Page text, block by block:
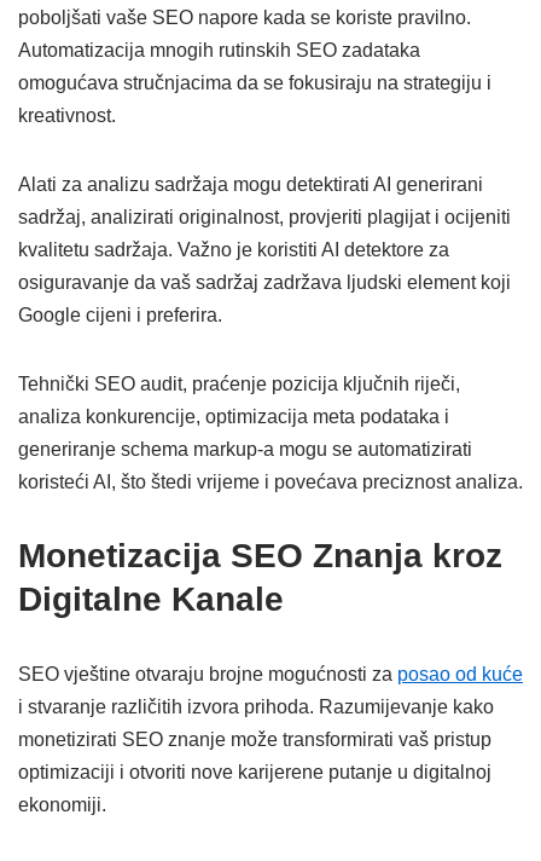
poboljšati vaše SEO napore kada se koriste pravilno.
Automatizacija mnogih rutinskih SEO zadataka
omogućava stručnjacima da se fokusiraju na strategiju i
kreativnost.
Alati za analizu sadržaja mogu detektirati AI generirani
sadržaj, analizirati originalnost, provjeriti plagijat i ocijeniti
kvalitetu sadržaja. Važno je koristiti AI detektore za
osiguravanje da vaš sadržaj zadržava ljudski element koji
Google cijeni i preferira.
Tehnički SEO audit, praćenje pozicija ključnih riječi,
analiza konkurencije, optimizacija meta podataka i
generiranje schema markup-a mogu se automatizirati
koristeći AI, što štedi vrijeme i povećava preciznost analiza.
Monetizacija SEO Znanja kroz
Digitalne Kanale
SEO vještine otvaraju brojne mogućnosti za posao od kuće
i stvaranje različitih izvora prihoda. Razumijevanje kako
monetizirati SEO znanje može transformirati vaš pristup
optimizaciji i otvoriti nove karijerene putanje u digitalnoj
ekonomiji.